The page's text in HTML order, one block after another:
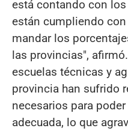
está contando con
están cumpliendo
mandar los
las provincias",
escuelas técnicas y
provincia han sufrido
necesarios para
adecuada, lo que